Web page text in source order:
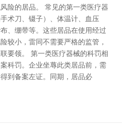
险的居品。 常见的第一类医疗器
术刀、镊子）、体温计、血压
、绷带等。这些居品在使用经过
较小，雷同不需要严格的监管，
要领。 第一类医疗器械的科罚相
科罚。企业坐蓐此类居品前，需
到备案左证。同期，居品必